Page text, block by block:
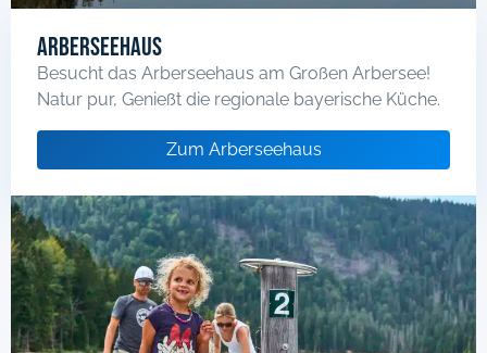
Arberseehaus
Besucht das Arberseehaus am Großen Arbersee!
Natur pur, Genießt die regionale bayerische Küche.
Zum Arberseehaus